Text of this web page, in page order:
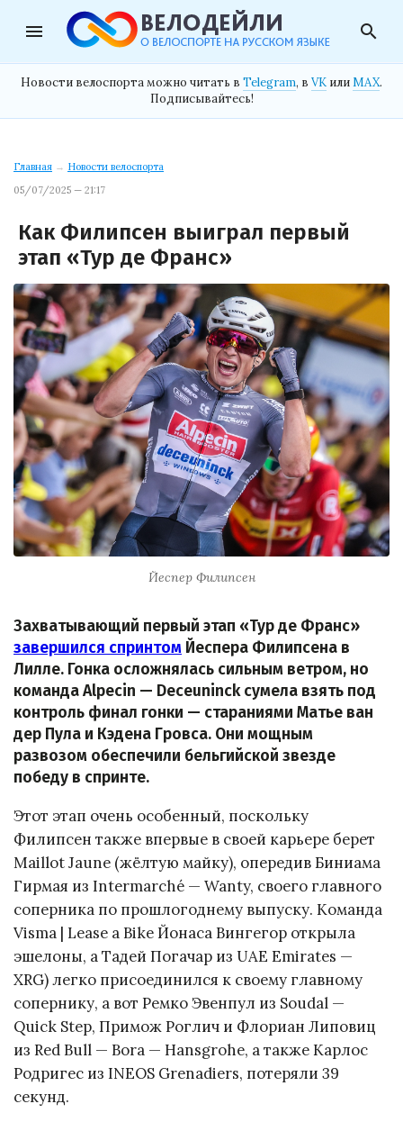
menu search
Новости велоспорта можно читать в Telegram, в VK илиMAX.
Подписывайтесь!
Главная → Новости велоспорта
05/07/2025 — 21:17
Как Филипсен выиграл первый
этап «Тур де Франс»
Йеспер Филипсен
Захватывающий первый этап «Тур де Франс»
завершился спринтом Йеспера Филипсена в
Лилле. Гонка осложнялась сильным ветром, но
команда Alpecin — Deceuninck сумела взять под
контроль финал гонки — стараниями Матье ван
дер Пула и Кэдена Гровса. Они мощным
развозом обеспечили бельгийской звезде
победу в спринте.
Этот этап очень особенный, поскольку
Филипсен также впервые в своей карьере берет
Maillot Jaune (жёлтую майку), опередив Биниама
Гирмая из Intermarché — Wanty, своего главного
соперника по прошлогоднему выпуску. Команда
Visma | Lease a Bike Йонаса Вингегор открыла
эшелоны, а Тадей Погачар из UAE Emirates —
XRG) легко присоединился к своему главному
сопернику, а вот Ремко Эвенпул из Soudal —
Quick Step, Примож Роглич и Флориан Липовиц
из Red Bull — Bora — Hansgrohe, а также Карлос
Родригес из INEOS Grenadiers, потеряли 39
секунд.